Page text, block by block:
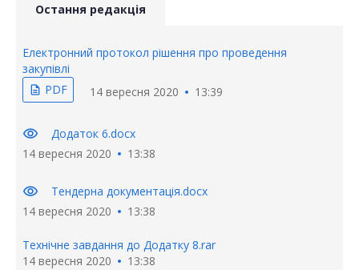
Остання редакція
Електронний протокол рішення про проведення
закупівлі
description PDF 14 вересня 2020 13:39
visibility
Додаток 6.docx
14 вересня 2020
13:38
visibility
Тендерна документація.docx
14 вересня 2020
13:38
Технічне завдання до Додатку 8.rar
14 вересня 2020
13:38